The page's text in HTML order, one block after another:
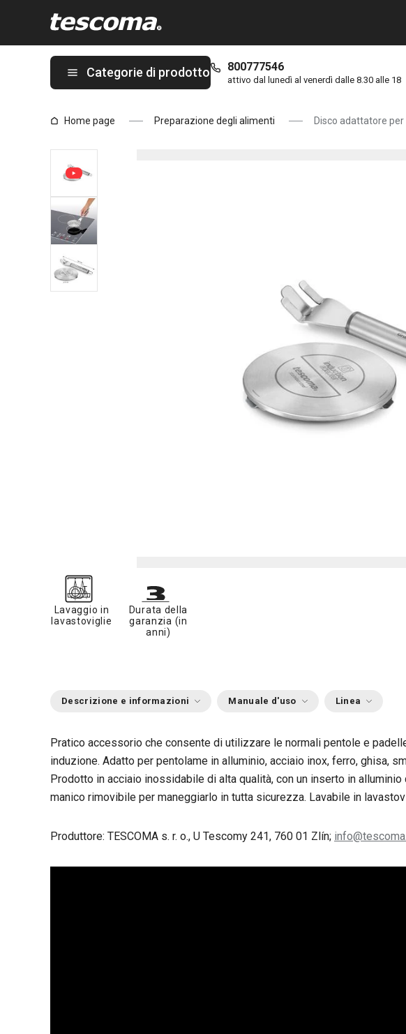
Categorie di prodotto 800777546
attivo dal lunedì al venerdì dalle 8.30 alle 18
Home page Preparazione degli alimenti Disco adattatore per
Lavaggio in
lavastoviglie
Durata della
garanzia (in
anni)
Descrizione e informazioni Manuale d'uso Linea
Pratico accessorio che consente di utilizzare le normali pentole e
induzione. Adatto per pentolame in alluminio, acciaio inox, ferro, ghisa,
Prodotto in acciaio inossidabile di alta qualità, con un inserto in
manico rimovibile per maneggiarlo in tutta sicurezza. Lavabile in
Produttore: TESCOMA s. r. o., U Tescomy 241, 760 01 Zlín;